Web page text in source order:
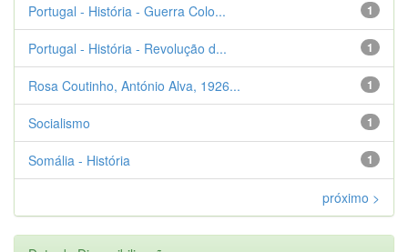
1
Portugal - História - Guerra Colo...
1
Portugal - História - Revolução d...
1
Rosa Coutinho, António Alva, 1926...
1
Socialismo
1
Somália - História
próximo >